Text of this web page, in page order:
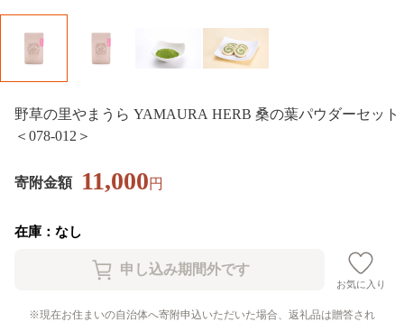
野草の里やまうら YAMAURA HERB 桑の葉パウダーセット
＜078-012＞
寄附金額 11,000円
在庫：なし
お気に入り
現在お住まいの自治体へ寄附申込いただいた場合、返礼品は贈答され